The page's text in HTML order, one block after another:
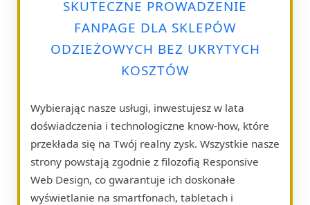
SKUTECZNE PROWADZENIE
FANPAGE DLA SKLEPÓW
ODZIEŻOWYCH BEZ UKRYTYCH
KOSZTÓW
Wybierając nasze usługi, inwestujesz w lata
doświadczenia i technologiczne know-how, które
przekłada się na Twój realny zysk. Wszystkie nasze
strony powstają zgodnie z filozofią Responsive
Web Design, co gwarantuje ich doskonałe
wyświetlanie na smartfonach, tabletach i